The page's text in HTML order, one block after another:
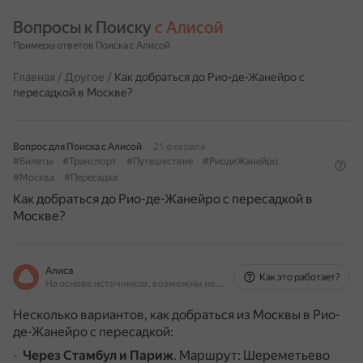
Вопросы к Поиску с Алисой
Примеры ответов Поиска с Алисой
Главная / Другое / Как добраться до Рио-де-Жанейро с
пересадкой в Москве?
Вопрос для Поиска с Алисой
21 февраля
#Билеты
#Транспорт #Путешествие
#РиодеЖанейро
#Москва
#Пересадка
Как добраться до Рио-де-Жанейро с пересадкой в
Москве?
Алиса
На основе источников, возможны неточности
Как это работает?
Несколько вариантов, как добраться из Москвы в Рио-
де-Жанейро с пересадкой:
Через Стамбул и Париж. Маршрут: Шереметьево